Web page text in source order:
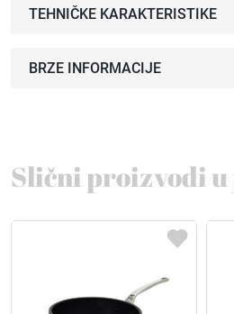
TEHNIČKE KARAKTERISTIKE
BRZE INFORMACIJE
Slični proizvodi